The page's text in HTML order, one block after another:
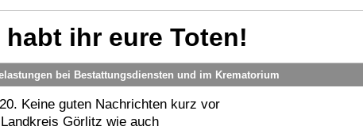
habt ihr eure Toten!
bei Bestattungsdiensten und im Krematorium
Keine guten Nachrichten kurz vor
Görlitz wie auch